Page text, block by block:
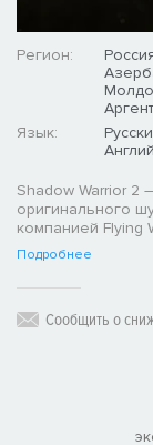
Регион:
Язык:
Shadow Warrior
оригинального
компанией Flying
Подробнее
Сообщить о